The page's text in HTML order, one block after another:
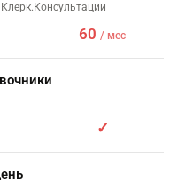
60/ мес
✓